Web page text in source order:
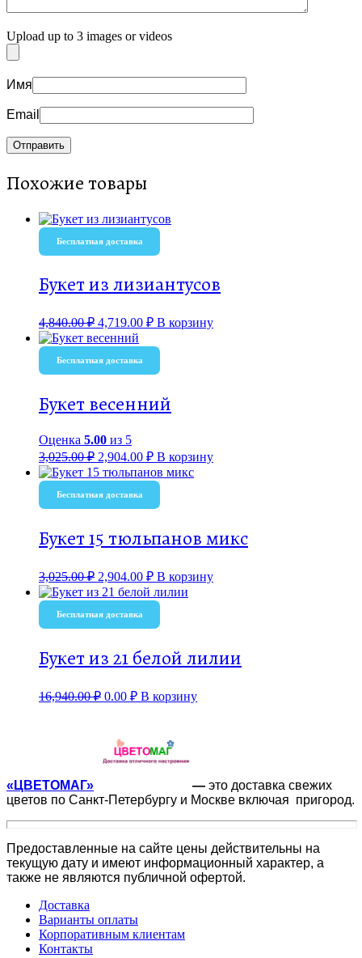
Upload up to 3 images or videos
Имя
Email
Похожие товары
Бесплатная доставка
Букет из лизиантусов
4,840.00₽ 4,719.00 ₽ В корзину
Бесплатная доставка
Букет весенний
Оценка 5.00 из 5
3,025.00₽ 2,904.00 ₽ В корзину
Бесплатная доставка
Букет 15 тюльпанов микс
3,025.00₽ 2,904.00 ₽ В корзину
Бесплатная доставка
Букет из 21 белой лилии
16,940.00₽ 0.00 ₽ В корзину
«ЦВЕТОМАГ» — это доставка свежих
цветов по Санкт-Петербургу и Москве включая пригород.
Предоставленные на сайте цены действительны на
текущую дату и имеют информационный характер, а
также не являются публичной офертой.
Доставка
Варианты оплаты
Корпоративным клиентам
Контакты